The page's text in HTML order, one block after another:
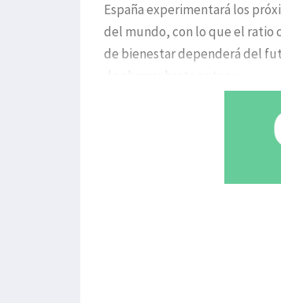
España experimentará los
del mundo, con lo que el ratio
de bienestar dependerá del
de ahorrar hasta entonc